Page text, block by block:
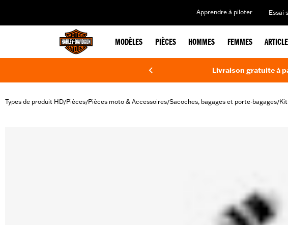
Apprendre à piloter Essai
MODÈLES PIÈCES HOMMES FEMMES
Livraison gratuite à
Types de produit HD/Pièces/Pièces moto & Accessoires/Sacoches, bagages et porte-bagages/